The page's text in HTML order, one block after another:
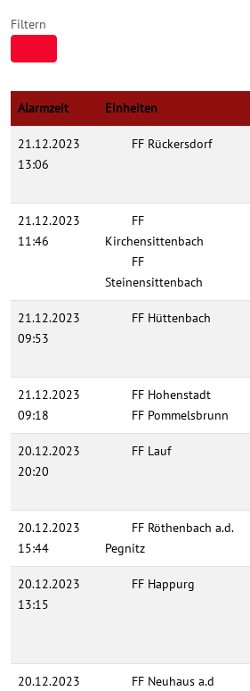
Filtern
Alarmzeit Einheiten
21.12.2023
13:06
FF Rückersdorf
21.12.2023
11:46
FF
Kirchensittenbach
FF
Steinensittenbach
21.12.2023
09:53
FF Hüttenbach
21.12.2023
09:18
FF Hohenstadt
FF Pommelsbrunn
20.12.2023
20:20
FF Lauf
20.12.2023
15:44
FF Röthenbach a.d.
Pegnitz
20.12.2023
13:15
FF Happurg
20.12.2023
FF Neuhaus a.d